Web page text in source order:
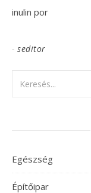
inulin por
- seditor
Egészség
Építőipar